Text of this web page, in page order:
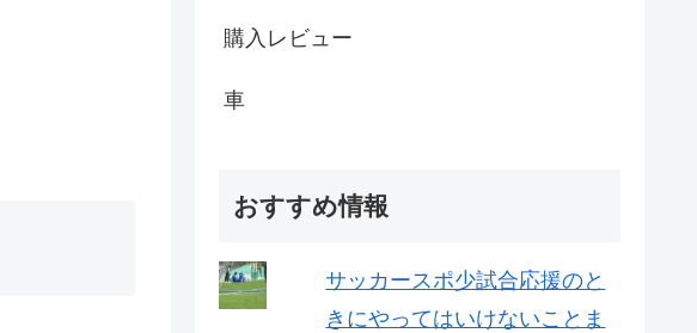
購入レビュー
車
おすすめ情報
サッカースポ少試合応援のと
きにやってはいけないことま